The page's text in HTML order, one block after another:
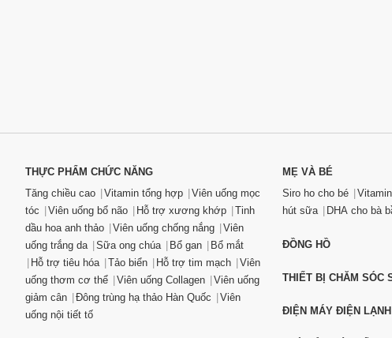
THỰC PHẨM CHỨC NĂNG
Tăng chiều cao
Vitamin tổng hợp
Viên uống mọc
tóc
Viên uống bổ não Hỗ trợ xương khớp
Tinh
dầu hoa anh thảo
Viên uống chống nắng
Viên
uống trắng da
Sữa ong chúa Bổ gan
Bổ mắt
Hỗ trợ tiêu hóa
Tảo biển Hỗ trợ tim mạch
Viên
uống thơm cơ thể
Viên uống Collagen
Viên uống
giảm cân
Đông trùng hạ thảo Hàn Quốc
Viên
uống nội tiết tố
MẸ VÀ BÉ
Siro ho cho bé
hút sữa
DHA cho bà
ĐỒNG HỒ
THIẾT BỊ CHĂM SÓC
ĐIỆN MÁY ĐIỆN LẠNH